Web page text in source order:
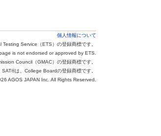
個人情報について
Service（ETS）の登録商標です。
is not endorsed or approved by ETS.
Council（GMAC）の登録商標です。
SAT®は、College Boardの登録商標です。
AGOS JAPAN Inc. All Rights Reserved.